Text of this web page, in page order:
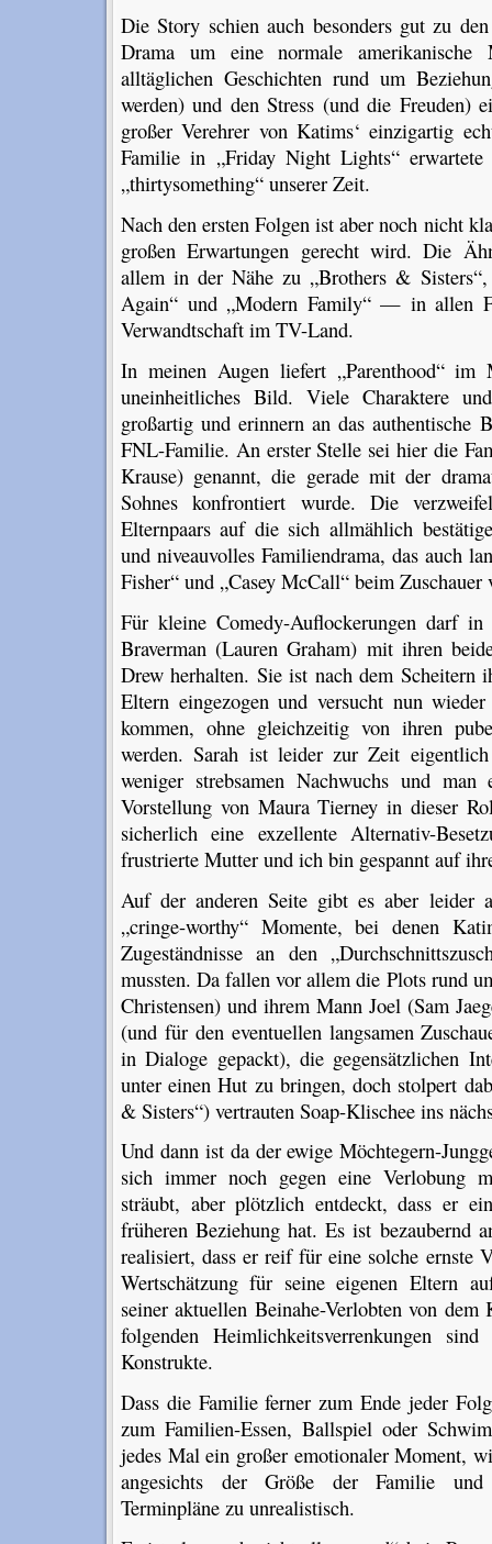
Die Story schien auch besonders gut zu
Drama um eine normale amerikanische
alltäglichen Geschichten rund um
werden) und den Stress (und die Freuden)
großer Verehrer von Katims‘ einzigartig
Familie in „Friday Night Lights“
„thirtysomething“ unserer Zeit.
Nach den ersten Folgen ist aber noch nicht
großen Erwartungen gerecht wird. Die
allem in der Nähe zu „Brothers &
Again“ und „Modern Family“ — in allen
Verwandtschaft im TV-Land.
In meinen Augen liefert „Parenthood“ im
uneinheitliches Bild. Viele Charaktere
großartig und erinnern an das authentische
FNL-Familie. An erster Stelle sei hier die
Krause) genannt, die gerade mit der
Sohnes konfrontiert wurde. Die
Elternpaars auf die sich allmählich
und niveauvolles Familiendrama, das auch
Fisher“ und „Casey McCall“ beim Zuschauer
Für kleine Comedy-Auflockerungen darf
Braverman (Lauren Graham) mit ihren
Drew herhalten. Sie ist nach dem Scheitern
Eltern eingezogen und versucht nun
kommen, ohne gleichzeitig von ihren
werden. Sarah ist leider zur Zeit
weniger strebsamen Nachwuchs und
Vorstellung von Maura Tierney in dieser
sicherlich eine exzellente Alternativ-
frustrierte Mutter und ich bin gespannt auf
Auf der anderen Seite gibt es aber leider
„cringe-worthy“ Momente, bei denen
Zugeständnisse an den
mussten. Da fallen vor allem die Plots rund
Christensen) und ihrem Mann Joel (Sam
(und für den eventuellen langsamen
in Dialoge gepackt), die gegensätzlichen
unter einen Hut zu bringen, doch stolpert
& Sisters“) vertrauten Soap-Klischee ins
Und dann ist da der ewige Möchtegern-
sich immer noch gegen eine Verlobung
sträubt, aber plötzlich entdeckt, dass er
früheren Beziehung hat. Es ist bezaubernd
realisiert, dass er reif für eine solche ernste
Wertschätzung für seine eigenen Eltern
seiner aktuellen Beinahe-Verlobten von
folgenden Heimlichkeitsverrenkungen
Konstrukte.
Dass die Familie ferner zum Ende jeder
zum Familien-Essen, Ballspiel oder
jedes Mal ein großer emotionaler Moment,
angesichts der Größe der Familie und
Terminpläne zu unrealistisch.